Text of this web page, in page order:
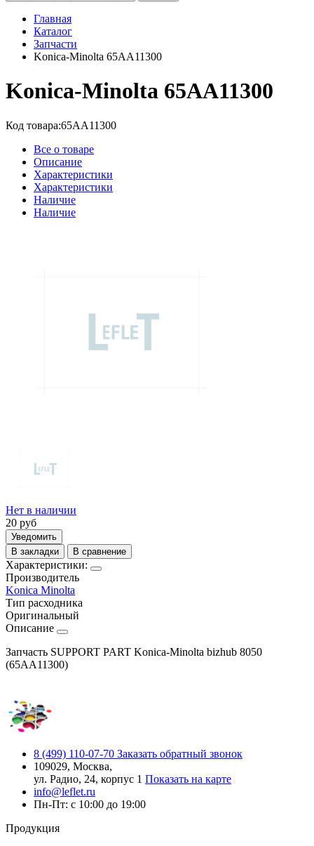
Главная
Каталог
Запчасти
Konica-Minolta 65AA11300
Konica-Minolta 65AA11300
Код товара:65AA11300
Все о товаре
Описание
Характеристики
Характеристики
Наличие
Наличие
Нет в наличии
20 руб
Уведомить
В закладки
В сравнение
Характеристики:
Производитель
Konica Minolta
Тип расходника
Оригинальный
Описание
Запчасть SUPPORT PART Konica-Minolta bizhub 8050
(65AA11300)
8 (499) 110-07-70 Заказать обратный звонок
109029, Москва,
ул. Радио, 24, корпус 1 Показать на карте
info@leflet.ru
Пн-Пт: с 10:00 до 19:00
Продукция